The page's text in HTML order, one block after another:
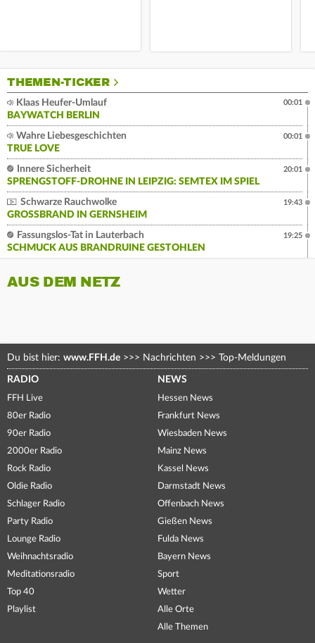
THEMEN-TICKER
Klaas Heufer-Umlauf
BAYWATCH BERLIN
00:01
Wahre Liebesgeschichten
TRUE LOVE
00:01
Innere Sicherheit
SPRENGSTOFF-DROHNE IN LEIPZIG: SEMTEX IM SPIEL
20:01
Schwarze Rauchwolke
GROSSBRAND IN GERNSHEIM
19:43
Fassungslos-Tat in Lauterbach
SCHMUCK AUS BRANDRUINE GESTOHLEN
19:25
AUS DEM NETZ
Du bist hier: www.FFH.de >>> Nachrichten >>> Top-Meldungen
RADIO
FFH Live
80er Radio
90er Radio
2000er Radio
Rock Radio
Oldie Radio
Schlager Radio
Party Radio
Lounge Radio
Weihnachtsradio
Meditationsradio
Top 40
Playlist
NEWS
Hessen News
Frankfurt News
Wiesbaden News
Mainz News
Kassel News
Darmstadt News
Offenbach News
Gießen News
Fulda News
Bayern News
Sport
Wetter
Alle Orte
Alle Themen